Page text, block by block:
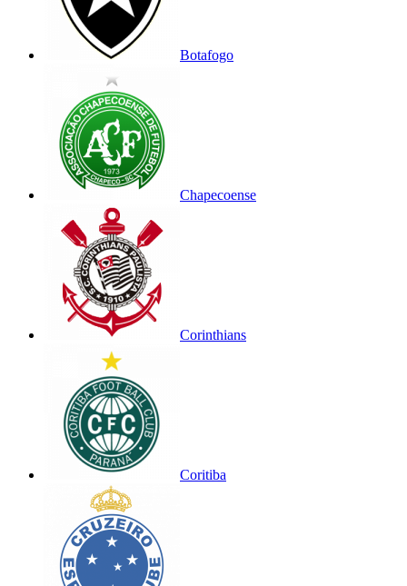
Botafogo
Chapecoense
Corinthians
Coritiba